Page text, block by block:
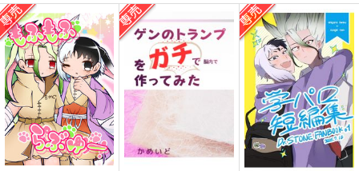
SYMPHONY
glorious star
944円（税込）
石神千空×あさぎりゲン
サンプル
作品詳細
たぴゲバース
ごきげんアライグマ
629 円 （税込）
石神千空×あさぎりゲン
サンプル
作品詳細
学パロ短編集
よっこいしょ
286円（税込）
石神千空×あさぎりゲン
サンプル
作品詳細